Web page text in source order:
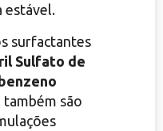
estável.
surfactantes
Sulfato de
, também são